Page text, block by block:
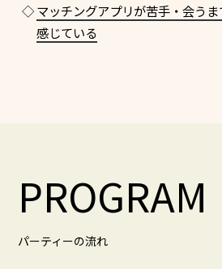
◇マッチングアプリが苦手・会う
感じている
PROGRAM
パーティーの流れ